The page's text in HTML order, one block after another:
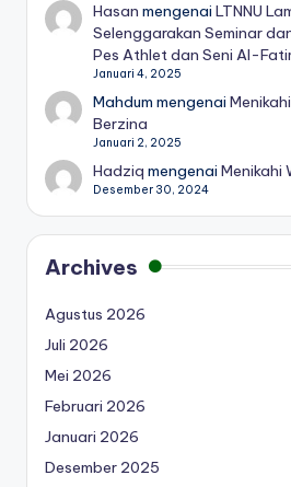
Hasan mengenaiLTNNU
Selenggarakan Seminar
Pes Athlet dan Seni Al-
Januari 4, 2025
Mahdum mengenai
Berzina
Januari 2, 2025
Hadziq mengenaiMenikahi
Desember 30, 2024
Archives
Agustus 2026
Juli 2026
Mei 2026
Februari 2026
Januari 2026
Desember 2025